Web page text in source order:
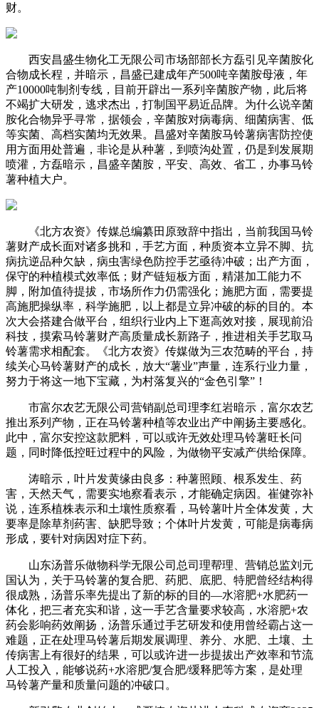
财。
西安昌盛生物化工无限公司市场部部长方磊引见辛菌胺化
合物成长程，并暗示，昌盛已建成年产500吨辛菌胺母液，年
产10000吨制剂专线，目前开辟出一系列辛菌胺产物，此后将
不竭扩大研发，逃求杰出，打制国平易近品牌。为什么说辛菌
胺化合物异乎寻常，据领会，辛菌胺对病毒病、细菌病害、低
等实菌、高档实菌均无效果。昌盛对辛菌胺马铃薯病害防控使
用方面用处普遍，非论是从种薯，到喷沟处置，仍是到发展期
喷灌，方磊暗示，昌盛辛菌胺，平安、高效、省工，办事马铃
薯种植大户。
《北方农资》传媒总编纂田原致辞中指出，当前我国马铃
薯财产成长面对诸多挑和，手艺方面，种质资本立异不脚、抗
病抗逆品种欠缺，病虫害绿色防控手艺亟待冲破；出产方面，
保守的种植模式效率低；财产链短板方面，精湛加工能力不
脚，附加值待提拔，市场所作力仍需强化；施肥方面，需要提
高施肥操纵率，科学施肥，以上都是立异冲破的标的目的。本
次大会搭建合做平台，组织行业内上下逛高效对接，展现前沿
科技，摸索马铃薯财产高质量成长新路子，推进相关手艺取马
铃薯需求相配套。《北方农资》传媒做为三农范畴的平台，持
续关心马铃薯财产的成长，放大“薯业”声量，连系行业力量，
努力于将这一地下宝藏，为村落复兴的“金色引擎”！
市富尔农艺无限公司营销副总司理李红岩暗示，富尔农艺
推出系列产物，正在马铃薯种植等农业出产中阐扬主要感化。
此中，富尔安控这款肥料，可以或许无效处理马铃薯旺长问
题，同时降低控旺过程中的风险，为做物平安减产供给保障。
涛暗示，叶片发黄缘由良多：种薯照顾、根系发生、药
害，天然天气，需要实地察看表示，才能确定病因。崔健弥补
说，连系植株表示和土壤性质察看，马铃薯叶片全体发黄，大
要率是除草剂药害、缺肥导致；个体叶片发黄，可能是病毒病
形成，要针对病因对症下药。
山东汤普乐做物科学无限公司总司理帮理、营销总监刘元
国认为，关于马铃薯的复合肥、药肥、底肥、特肥曾经结构得
很成熟，汤普乐率先提出了新的标的目的—水溶肥+水肥药一
体化，把三者充实和谐，这一手艺含量要求较高，水溶肥+农
药会影响药效阐扬，汤普乐通过手艺研发和使用曾经霸占这一
难题，正在处理马铃薯后期发展调理、养分、水肥、土壤、土
传病害上有很好的结果，可以或许进一步提拔出产效率和节流
人工投入，能够说药+水溶肥/复合肥/缓释肥等方案，是处理
马铃薯产量和质量问题的冲破口。